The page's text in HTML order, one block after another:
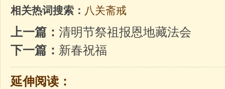
相关热词搜索： 八关斋戒
上一篇： 清明节祭祖报恩地藏法会
下一篇： 新春祝福
延伸阅读：